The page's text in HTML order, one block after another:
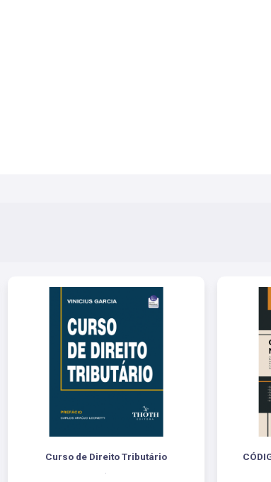
Curso de Direito Tributário
.